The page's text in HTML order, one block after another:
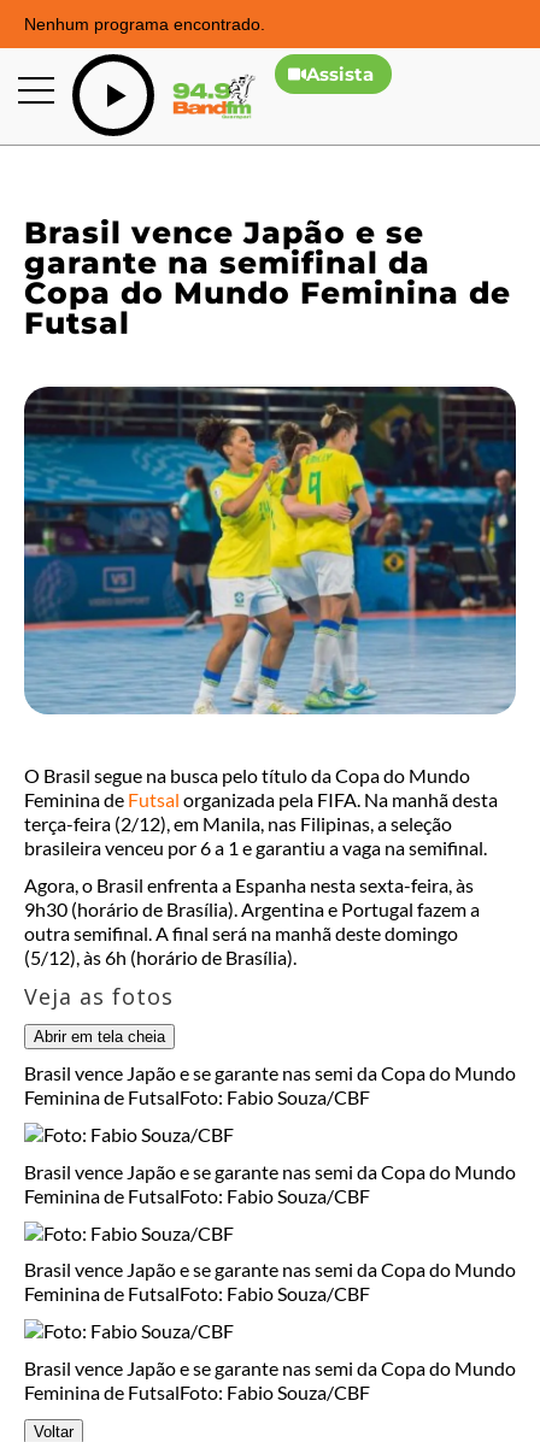
Nenhum programa encontrado.
Assista
Brasil vence Japão e se
garante na semifinal da
Copa do Mundo Feminina de
Futsal
O Brasil segue na busca pelo título da Copa do Mundo
Feminina de Futsal organizada pela FIFA. Na manhã desta
terça-feira (2/12), em Manila, nas Filipinas, a seleção
brasileira venceu por 6 a 1 e garantiu a vaga na semifinal.
Agora, o Brasil enfrenta a Espanha nesta sexta-feira, às
9h30 (horário de Brasília). Argentina e Portugal fazem a
outra semifinal. A final será na manhã deste domingo
(5/12), às 6h (horário de Brasília).
Veja as fotos
Abrir em tela cheia
Brasil vence Japão e se garante nas semi da Copa do Mundo
Feminina de FutsalFoto: Fabio Souza/CBF
Brasil vence Japão e se garante nas semi da Copa do Mundo
Feminina de FutsalFoto: Fabio Souza/CBF
Brasil vence Japão e se garante nas semi da Copa do Mundo
Feminina de FutsalFoto: Fabio Souza/CBF
Brasil vence Japão e se garante nas semi da Copa do Mundo
Feminina de FutsalFoto: Fabio Souza/CBF
Voltar